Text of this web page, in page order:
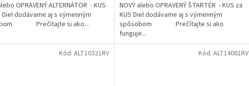
OPRAVENÝ ALTERNÁTOR - KUS
Diel dodávame aj s výmenným
Prečítajte si ako...
NOVÝ alebo OPRAVENÝ ŠTARTÉR - KUS za
KUS Diel dodávame aj s výmenným
spôsobom Prečítajte si ako
funguje...
Kód: ALT10321RV Kód: ALT14061RV